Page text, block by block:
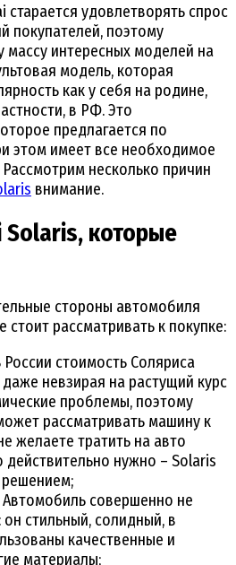
удовлетворять спрос
покупателей, поэтому
массу интересных моделей на
модель, которая
как у себя на родине,
в РФ. Это
предлагается по
этом имеет все необходимое
несколько причин
внимание.
которые
стороны автомобиля
рассматривать к покупке:
стоимость Соляриса
невзирая на растущий курс
проблемы, поэтому
рассматривать машину к
желаете тратить на авто
нужно – Solaris
совершенно не
стильный, солидный, в
качественные и
материалы;